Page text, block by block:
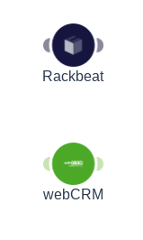
Rackbeat
webCRM